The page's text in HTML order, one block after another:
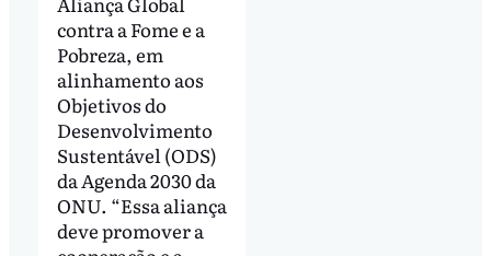
contra a Fome e a
Pobreza, em
alinhamento aos
Objetivos do
Desenvolvimento
Sustentável (ODS)
da Agenda 2030 da
ONU. “Essa aliança
deve promover a